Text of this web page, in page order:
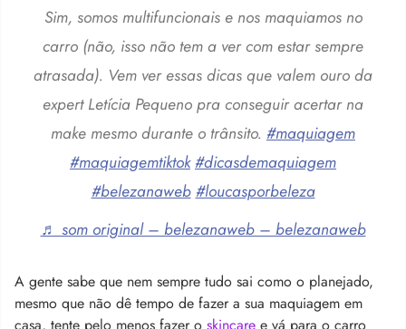
Sim, somos multifuncionais e nos maquiamos no
carro (não, isso não tem a ver com estar sempre
atrasada). Vem ver essas dicas que valem ouro da
expert Letícia Pequeno pra conseguir acertar na
make mesmo durante o trânsito. #maquiagem
#maquiagemtiktok #dicasdemaquiagem
#belezanaweb #loucasporbeleza
♬ som original – belezanaweb – belezanaweb
A gente sabe que nem sempre tudo sai como o planejado,
mesmo que não dê tempo de fazer a sua maquiagem em
casa, tente pelo menos fazer o skincare e vá para o carro